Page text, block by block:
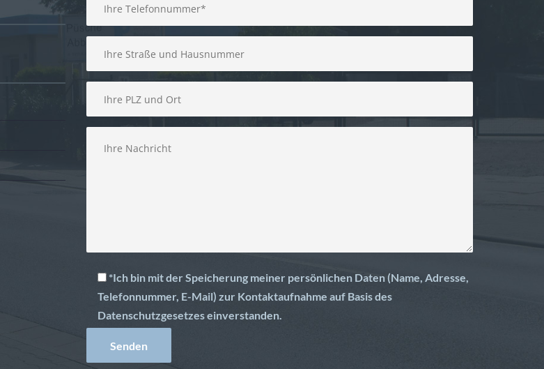
*Ich bin mit der Speicherung meiner persönlichen Daten (Name, Adresse,
Telefonnummer, E-Mail) zur Kontaktaufnahme auf Basis des
Datenschutzgesetzes einverstanden.